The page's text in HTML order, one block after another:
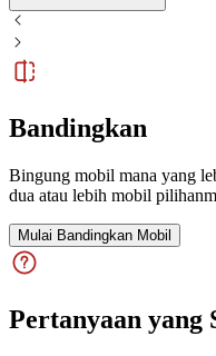
Bandingkan
Bingung mobil mana yang
dua atau lebih mobil
Mulai Bandingkan Mobil
Pertanyaan yang